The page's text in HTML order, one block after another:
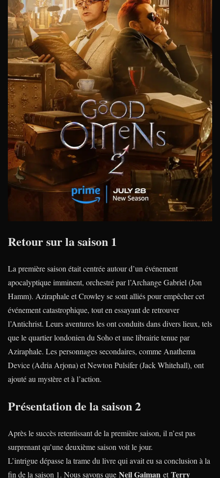
Retour sur la saison 1
La première saison était centrée autour d’un événement
apocalyptique imminent, orchestré par l’Archange Gabriel (Jon
Hamm). Aziraphale et Crowley se sont alliés pour empêcher cet
événement catastrophique, tout en essayant de retrouver
l’Antichrist. Leurs aventures les ont conduits dans divers lieux, tels
que le quartier londonien du Soho et une librairie tenue par
Aziraphale. Les personnages secondaires, comme Anathema
Device (Adria Arjona) et Newton Pulsifer (Jack Whitehall), ont
ajouté au mystère et à l’action.
Présentation de la saison 2
Après le succès retentissant de la première saison, il n’est pas
surprenant qu’une deuxième saison voit le jour.
L’intrigue dépasse la trame du livre qui avait eu sa conclusion à la
fin de la saison 1. Nous savons que Neil Gaiman etTerry